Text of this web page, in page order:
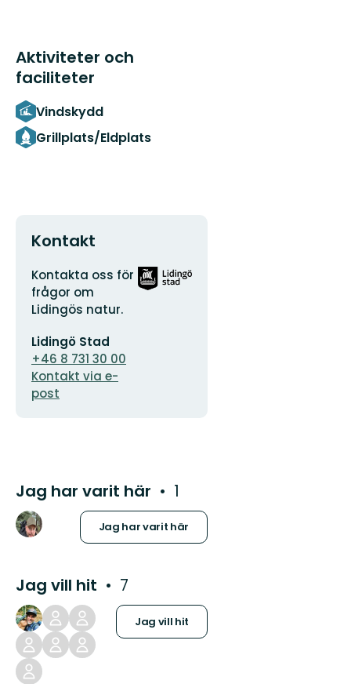
Aktiviteter och
faciliteter
Vindskydd
Grillplats/Eldplats
Kontakt
Adress
Kontakta oss för
frågor om
Lidingös natur.
postadress
Lidingö Stad
+46 8 731 30 00
Kontakt via e-
post
Organisationens
logotyp
Jag har varit här 1
Jag har varit här
Jag vill hit 7
Jag vill hit